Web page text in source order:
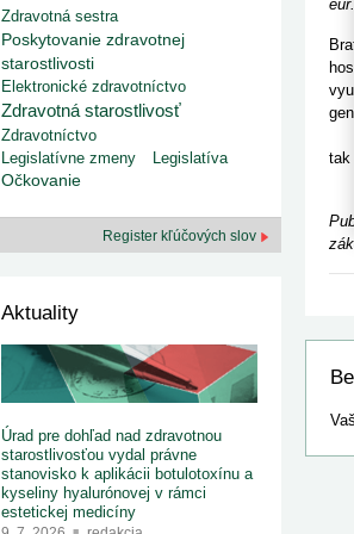
1. 7. 2026
redakcia
Ministerstvo zdravotníctva zverejnilo aktualizovaný
zoznam kategori...
29. 6. 2026
redakcia
Rezort zdravotníctva zverejnil zoznam
kategorizovaných špeciálnych ...
29. 6. 2026
Výzva na podporu dostupnosti zdravotnej
starostlivosti v centrách z...
eur.
tak
Zdravotná sestra
Poskytovanie zdravotnej
starostlivosti
Elektronické zdravotníctvo
Zdravotná starostlivosť
Zdravotníctvo
Legislatívne zmeny
Legislatíva
Očkovanie
Register kľúčových slov
Aktuality
Úrad pre dohľad nad zdravotnou
starostlivosťou vydal právne
stanovisko k aplikácii botulotoxínu a
kyseliny hyalurónovej v rámci
estetickej medicíny